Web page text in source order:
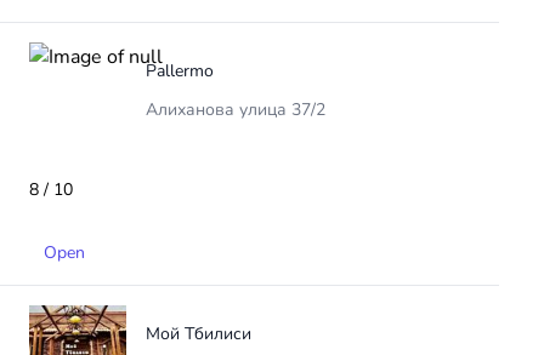
Pallermo
Алиханова улица 37/2
8 / 10
Open
Мой Тбилиси